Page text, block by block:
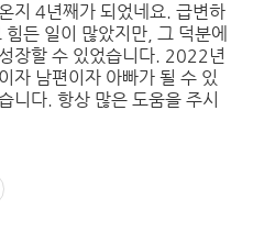
지 4년째가 되었네요. 급변하
든 일이 많았지만, 그 덕분에
장할 수 있었습니다. 2022년
자 남편이자 아빠가 될 수 있
니다. 항상 많은 도움을 주시